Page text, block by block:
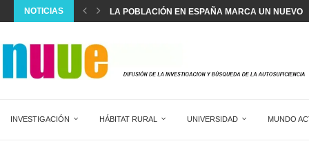
NOTICIAS LA POBLACIÓN EN ESPAÑA MARCA UN NUEVO
INVESTIGACIÓN HÁBITAT RURAL UNIVERSIDAD MUNDO